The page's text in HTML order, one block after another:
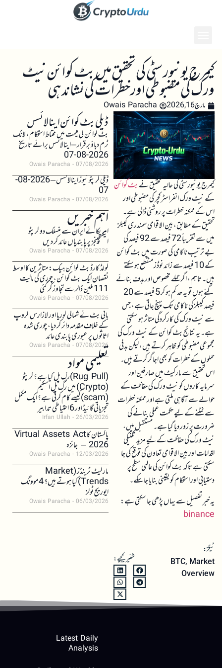
کیمرج یونیورسٹی کی تحقیق میں بٹ کوائن نیٹ
ورک کی مضبوطی اور خطرات کی نشاندہی
مارچ 16, 2026 Owais Paracha
کیمرج یونیورسٹی کی حالیہ تحقیق نےبٹ کوائن
کے نیٹ ورک انفراسٹرکچر کی مضبوطی اور
اس کے ممکنہ خطرات پر روشنی ڈالی ہے۔
تحقیق کے مطابق، بین الاقوامی سمندری کیبلز
میں سے تقریباً 72 فیصد سے 92 فیصد کی
بے ترتیب ناکامی کی صورت میں بٹ کوائن
کے 10 فیصد سے زائد نوڈز منقطع ہو سکتے
ہیں۔ تاہم، اگر حملے مخصوص اور ہدف بنائے
گئے ہوں تو یہ حد کم ہو کر 5 فیصد سے 20
فیصد کیبلز کی ناکامی تک پہنچ جاتی ہے، جس
سے نیٹ ورک کی کارکردگی متاثر ہو سکتی
ہے۔ یہ نتائج بٹ کوائن کے نیٹ ورک کی
مجموعی مضبوطی کو ظاہر کرتے ہیں، لیکن ہدفی
حملوں کے خطرات کو بھی اجاگر کرتے ہیں۔
اس تحقیق سے مارکیٹ میں صارفین اور
سرمایہ کاروں کو نیٹ ورک کی حفاظت کے
حوالے سے آگاہی ملتی ہے اور ممکنہ خطرات
سے نمٹنے کے لیے حکمت عملی بنانے کی
ضرورت پر زور دیا گیا ہے۔ مستقبل میں،
نیٹ ورک کی حفاظت کے لیے مزید تکنیکی
اقدامات اور بین الاقوامی تعاون کی توقع کی جا
سکتی ہے تاکہ بٹ کوائن کی عالمی سطح پر
دستیابی اور استحکام کو یقینی بنایا جا سکے۔
یہ خبر تفصیل سے یہاں پڑھی جا سکتی ہے:
binance
ٹیگز:
BTC, Market
Overview
شئیر کیجیے:
ڈیلی بٹ کوائن اینالائسس
بٹ کوائن کی قیمت میں محتاط استحکام، لانگ
ٹرم دباؤ برقرار – اینالائسس برائے تاریخ
2026-08-07
Owais Paracha 07/08/2026
ڈیلی کرپٹو نیوز اینالائسس – 2026-08-
07
Owais Paracha 07/08/2026
اہم خبریں
امریکا نے ایران سے منسلک دو کرپٹو
ایکسچینجز پر پابندیاں عائد کر دیں
Owais Paracha 07/08/2026
کولڈ کارڈ بٹ کوائن ہیک: متاثرین کا اوسط
نقصان ایک بٹ کوائن، چوری کی مالیت
111 ملین ڈالر سے تجاوز کر گئی
Owais Paracha 07/08/2026
بائی بٹ نے شمالی کوریا اور لازارس گروپ
کے خلاف مقدمہ دائر کر دیا، چوری شدہ
اثاثوں پر عبوری پابندی عائد
Owais Paracha 07/08/2026
تعلیمی مواد(Rug Pull)رگ پل کیا ہے؟ کرپٹو
(Crypto) میں رگ پل اسکیم
(scam)کیسے کام کرتی ہے؟ ایک مکمل
تجزیاتی گائیڈ اور 6 احتیاطی تدابیر
Irfan Ullah 26/03/2026
پاکستان کا Virtual Assets Act
2026 – جائزہ
Owais Paracha 12/03/2026
مارکیٹ ٹرینڈز (Market
Trends) کیا ہوتے ہیں؟ 4 موونگ
ایوریج ٹولز
Owais Paracha 06/03/2026
Latest Daily
Analysis